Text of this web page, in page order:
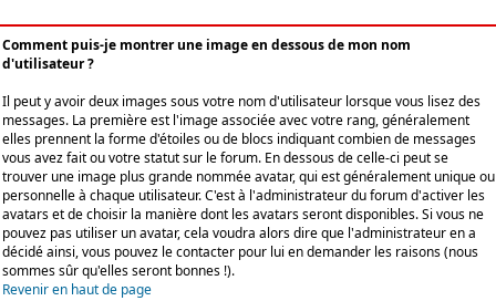
Comment puis-je montrer une image en dessous de mon nom
d'utilisateur ?
Il peut y avoir deux images sous votre nom d'utilisateur lorsque vous lisez des
messages. La première est l'image associée avec votre rang, généralement
elles prennent la forme d'étoiles ou de blocs indiquant combien de messages
vous avez fait ou votre statut sur le forum. En dessous de celle-ci peut se
trouver une image plus grande nommée avatar, qui est généralement unique ou
personnelle à chaque utilisateur. C'est à l'administrateur du forum d'activer les
avatars et de choisir la manière dont les avatars seront disponibles. Si vous ne
pouvez pas utiliser un avatar, cela voudra alors dire que l'administrateur en a
décidé ainsi, vous pouvez le contacter pour lui en demander les raisons (nous
sommes sûr qu'elles seront bonnes !).
Revenir en haut de page